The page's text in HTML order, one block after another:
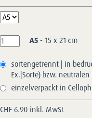
A5 - 15 x 21 cm
sortengetrennt | in
Ex.|Sorte) bzw.
einzelverpackt in
CHF6.90 inkl. MwSt